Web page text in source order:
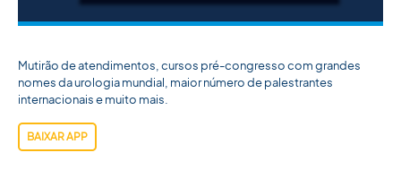
Mutirão de atendimentos, cursos pré-congresso com grandes
nomes da urologia mundial, maior número de palestrantes
internacionais e muito mais.
BAIXAR APP